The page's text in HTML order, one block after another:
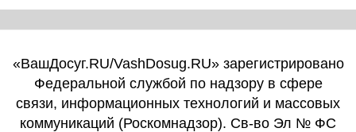
«ВашДосуг.RU/VashDosug.RU» зарегистрировано
Федеральной службой по надзору в сфере
связи, информационных технологий и массовых
коммуникаций (Роскомнадзор). Св-во Эл № ФС